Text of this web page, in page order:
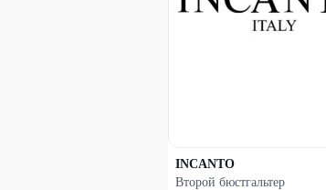
INCANTO
Второй бюстгальтер